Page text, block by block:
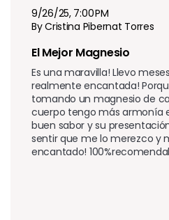
9/26/25, 7:00 PM
By Cristina Pibernat Torres
El Mejor Magnesio
Es una maravilla! Llevo
realmente encantada!
tomando un magnesio de
cuerpo tengo más armonía
buen sabor y su
sentir que me lo merezco y
encantado!